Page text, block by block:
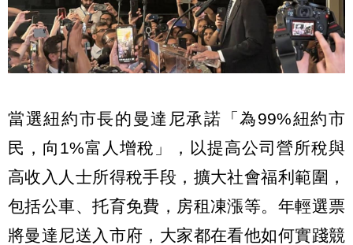
當選紐約市長的曼達尼承諾「為99%紐約市
民，向1%富人增稅」，以提高公司營所稅與
高收入人士所得稅手段，擴大社會福利範圍，
包括公車、托育免費，房租凍漲等。年輕選票
將曼達尼送入市府，大家都在看他如何實踐競